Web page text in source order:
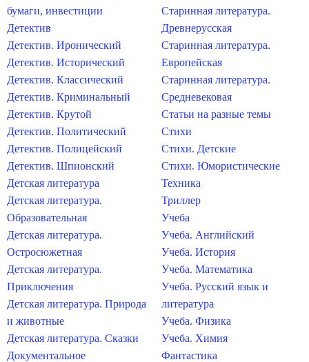
бумаги, инвестиции
Детектив
Детектив. Иронический
Детектив. Исторический
Детектив. Классический
Детектив. Криминальный
Детектив. Крутой
Детектив. Политический
Детектив. Полицейский
Детектив. Шпионский
Детская литература
Детская литература.
Образовательная
Детская литература.
Остросюжетная
Детская литература.
Приключения
Детская литература. Природа
и животные
Детская литература. Сказки
Документальное
Старинная литература.
Древнерусская
Старинная литература.
Европейская
Старинная литература.
Средневековая
Статьи на разные темы
Стихи
Стихи. Детские
Стихи. Юмористические
Техника
Триллер
Учеба
Учеба. Английский
Учеба. История
Учеба. Математика
Учеба. Русский язык и
литература
Учеба. Физика
Учеба. Химия
Фантастика